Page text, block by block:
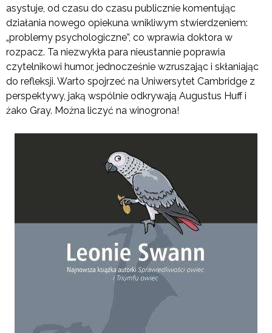
asystuje, od czasu do czasu publicznie komentując
działania nowego opiekuna wnikliwym stwierdzeniem:
„problemy psychologiczne”, co wprawia doktora w
rozpacz. Ta niezwykła para nieustannie poprawia
czytelnikowi humor, jednocześnie wzruszając i skłaniając
do refleksji. Warto spojrzeć na Uniwersytet Cambridge z
perspektywy, jaką wspólnie odkrywają Augustus Huff i
żako Gray. Można liczyć na winogrona!